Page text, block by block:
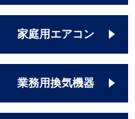
家庭用エアコン
業務用換気機器